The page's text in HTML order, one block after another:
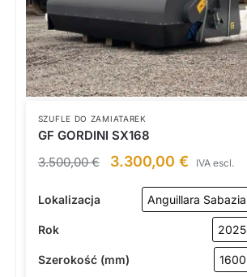
SZUFLE DO ZAMIATAREK
GF GORDINI SX168
3.500,00€ 3.300,00 € IVA escl.
Lokalizacja Anguillara Sabazia
Rok 2025
Szerokość (mm) 1600